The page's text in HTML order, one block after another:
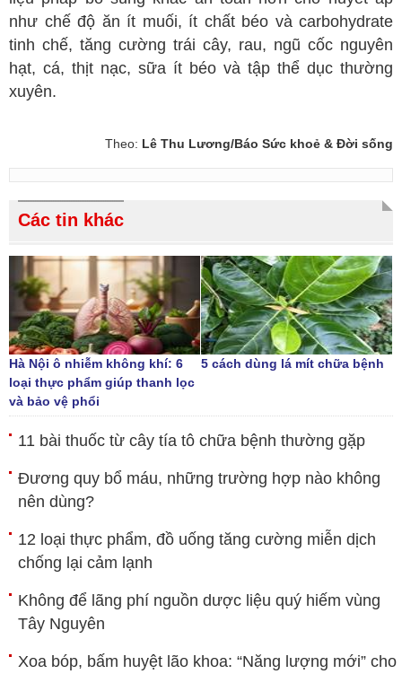
như chế độ ăn ít muối, ít chất béo và carbohydrate
tinh chế, tăng cường trái cây, rau, ngũ cốc nguyên
hạt, cá, thịt nạc, sữa ít béo và tập thể dục thường
xuyên.
Theo: Lê Thu Lương/Báo Sức khoẻ & Đời sống
Các tin khác
Hà Nội ô nhiễm không khí: 6
loại thực phẩm giúp thanh lọc
và bảo vệ phổi
5 cách dùng lá mít chữa bệnh
11 bài thuốc từ cây tía tô chữa bệnh thường gặp
Đương quy bổ máu, những trường hợp nào không
nên dùng?
12 loại thực phẩm, đồ uống tăng cường miễn dịch
chống lại cảm lạnh
Không để lãng phí nguồn dược liệu quý hiếm vùng
Tây Nguyên
Xoa bóp, bấm huyệt lão khoa: “Năng lượng mới” cho